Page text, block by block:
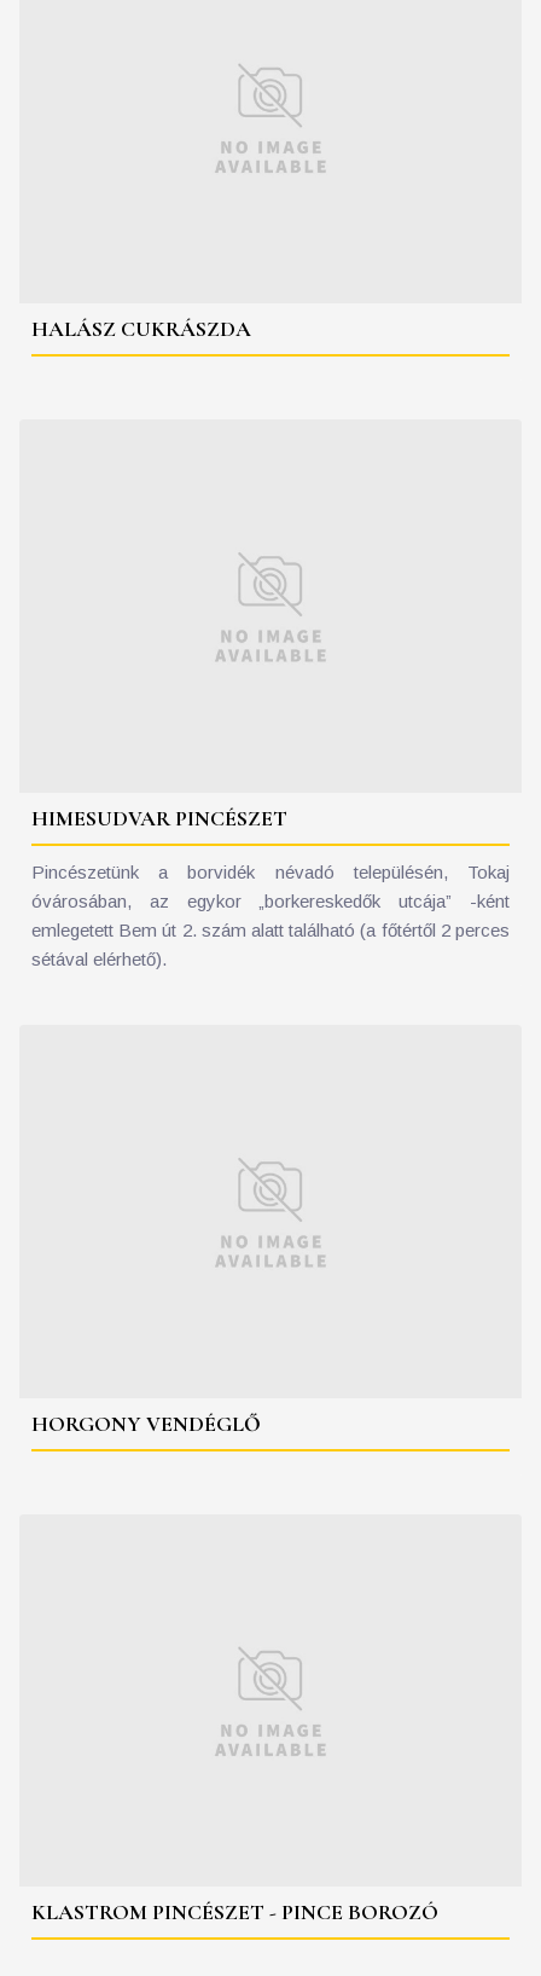
HALÁSZ CUKRÁSZDA
HIMESUDVAR PINCÉSZET
Pincészetünk a borvidék névadó településén, Tokaj
óvárosában, az egykor „borkereskedők utcája” -ként
emlegetett Bem út 2. szám alatt található (a főtértől 2 perces
sétával elérhető).
HORGONY VENDÉGLŐ
KLASTROM PINCÉSZET - PINCE BOROZÓ